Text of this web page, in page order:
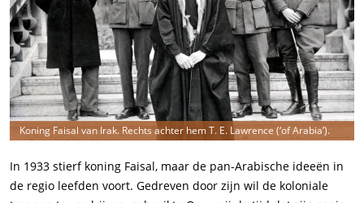
Koning Faisal van Irak. Rechts achter hem T. E. Lawrence (‘of Arabia’).
In 1933 stierf koning Faisal, maar de pan-Arabische ideeën in
de regio leefden voort. Gedreven door zijn wil de koloniale